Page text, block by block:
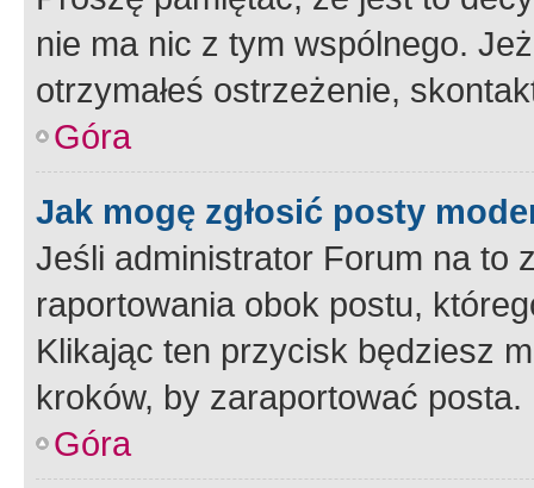
nie ma nic z tym wspólnego.
otrzymałeś ostrzeżenie,
Góra
Jak mogę zgłosić posty
Jeśli administrator Forum na to
raportowania obok postu,
Klikając ten przycisk będziesz
kroków, by zaraportować posta.
Góra